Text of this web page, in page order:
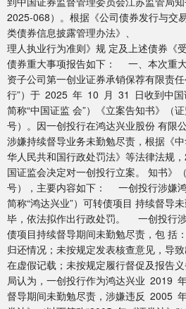
2025-068）。根据《公司债券发行与交
类债券信息披露管理办法》
理人执业行为准则》规 定及上述债券《
债券重大事项报告如下： 一、本次重
资子公司第一创业证券承销保荐有限责
行”）于 2025 年 10 月 31 日收到中国
简称“中国证监 会”）《立案告知书》（
号）。因一创投行在鸿达兴业股份 有限
涉嫌持续督导业务未勤勉尽责，根据《
华人民共和国行政处罚法》等法律法规
国证监会决定对一创投行立案。 知书》
号），主要内容如下： 一创投行涉嫌
简称“鸿达兴业”）可转债项目 持续督导
毕，依法拟作出行政处罚。 一创投行
债项目持续督导期间未勤勉尽责，包 括
归还情况；未按规定发表核查意见，导
在虚假记载；未按规定履行督促及报告
局认为，一创投行作为鸿达兴业 2019
督导期间未勤勉尽责，涉嫌违反 2005